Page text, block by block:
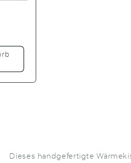
Dieses handgefertigte